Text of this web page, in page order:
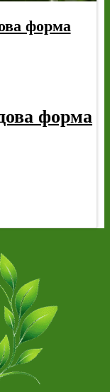
форма
форма